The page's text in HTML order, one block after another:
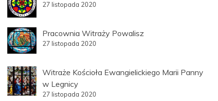
27 listopada 2020
Pracownia Witraży Powalisz
27 listopada 2020
Witraże Kościoła Ewangielickiego Marii Panny
w Legnicy
27 listopada 2020